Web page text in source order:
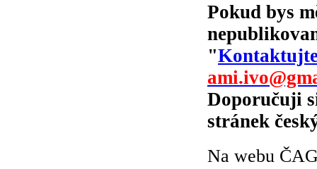
Pokud bys
"
Doporučuji
stránek
Na webu